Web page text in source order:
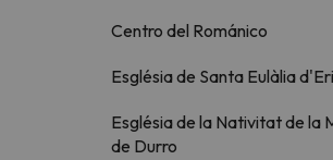
Centro del Románico
Església de Santa Eulàlia
Església de la Nativitat de la
de Durro